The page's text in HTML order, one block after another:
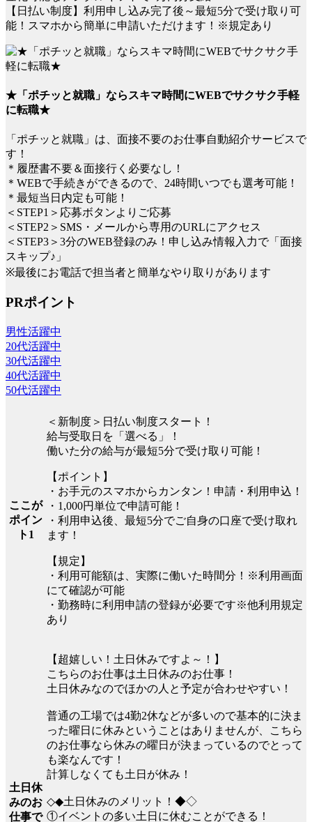
【日払い制度】利用申し込み完了後～最短5分で受け取り可
能！スマホから簡単に申請いただけます！※規定あり
★「ポチッと就職」ならスキマ時間にWEBでサクサク手軽
に転職★
「ポチッと就職」は、面接不要のお仕事自動紹介サービスで
す！
＊履歴書不要＆面接行く必要なし！
＊WEBで手続きができるので、24時間いつでも選考可能！
＊最短当日内定も可能！
＜STEP1＞応募ボタンよりご応募
＜STEP2＞SMS・メールから専用のURLにアクセス
＜STEP3＞3分のWEB登録のみ！申し込み情報入力で「面接
スキップ♪」
※最後にお電話で担当者と簡単なやり取りがあります
PRポイント
男性活躍中
20代活躍中
30代活躍中
40代活躍中
50代活躍中
ここが
ポイン
ト1
＜新制度＞日払い制度スタート！
給与受取日を「選べる」！
働いた分の給与が最短5分で受け取り可能！
【ポイント】
・お手元のスマホからカンタン！申請・利用申込！
・1,000円単位で申請可能！
・利用申込後、最短5分でご自身の口座で受け取れ
ます！
【規定】
・利用可能額は、実際に働いた時間分！※利用画面
にて確認が可能
・勤務時に利用申請の登録が必要です※他利用規定
あり
土日休
みのお
仕事で
【超嬉しい！土日休みですよ～！】
こちらのお仕事は土日休みのお仕事！
土日休みなのでほかの人と予定が合わせやすい！
普通の工場では4勤2休などが多いので基本的に決ま
った曜日に休みということはありませんが、こちら
のお仕事なら休みの曜日が決まっているのでとって
も楽なんです！
計算しなくても土日が休み！
◇◆土日休みのメリット！◆◇
①イベントの多い土日に休むことができる！